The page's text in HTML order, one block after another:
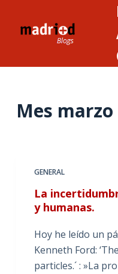
Mes marzo
GENERAL
La
y humanas.
Hoy he leído un
Kenneth Ford:
particles.´ : »La